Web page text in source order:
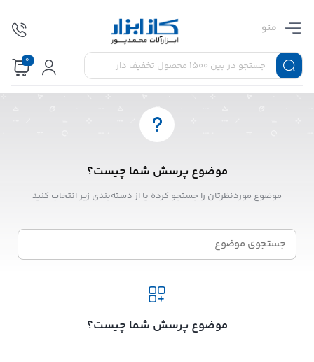
منو
0
موضوع پرسش شما چیست؟
موضوع موردنظرتان را جستجو کرده یا از دسته‌بندی زیر انتخاب کنید
موضوع پرسش شما چیست؟